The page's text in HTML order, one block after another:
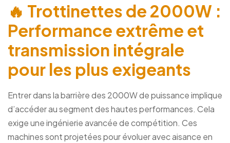
🔥 Trottinettes de 2000W :
Performance extrême et
transmission intégrale
pour les plus exigeants
Entrer dans la barrière des 2000W de puissance implique
d’accéder au segment des hautes performances. Cela
exige une ingénierie avancée de compétition. Ces
machines sont projetées pour évoluer avec aisance en